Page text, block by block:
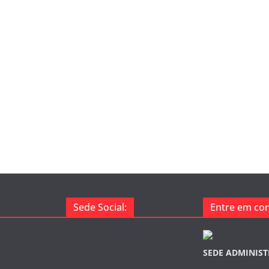
Sede Social: Entre em
SEDE